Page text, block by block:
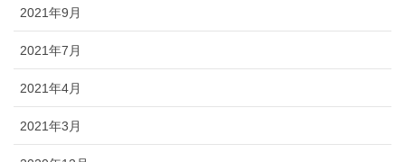
2021年9月
2021年7月
2021年4月
2021年3月